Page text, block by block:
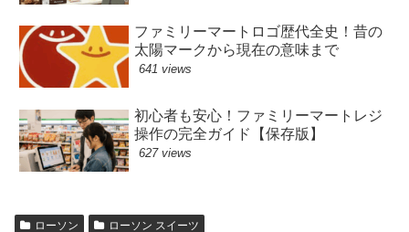
ファミリーマートロゴ歴代全史！昔の
太陽マークから現在の意味まで
641 views
初心者も安心！ファミリーマートレジ
操作の完全ガイド【保存版】
627 views
ローソン ローソン スイーツ